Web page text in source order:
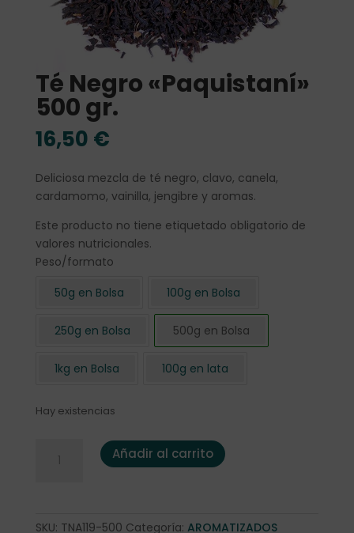
Té Negro «Paquistaní»
500 gr.
16,50 €
Deliciosa mezcla de té negro, clavo, canela,
cardamomo, vainilla, jengibre y aromas.
Este producto no tiene etiquetado obligatorio de
valores nutricionales.
Peso/formato
50g en Bolsa
100g en Bolsa
250g en Bolsa 500g en Bolsa
1kg en Bolsa 100g en lata
Hay existencias
Té Negro "Paquistaní" 500 gr. cantidad
Añadir al carrito
SKU: TNA119-500 Categoría: AROMATIZADOS